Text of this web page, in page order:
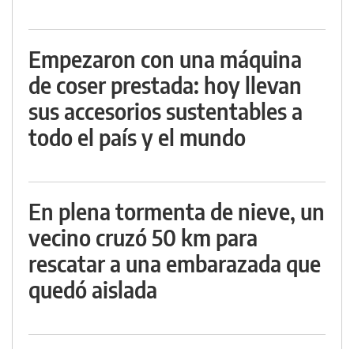
Empezaron con una máquina
de coser prestada: hoy llevan
sus accesorios sustentables a
todo el país y el mundo
En plena tormenta de nieve, un
vecino cruzó 50 km para
rescatar a una embarazada que
quedó aislada